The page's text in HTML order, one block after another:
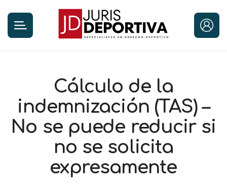
Cálculo de la
indemnización (TAS) –
No se puede reducir si
no se solicita
expresamente